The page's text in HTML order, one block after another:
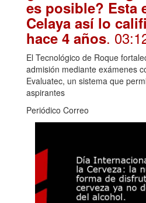
es posible? Esta
Celaya así lo
hace 4 años.
El Tecnológico de Roque
admisión mediante exámenes
Evaluatec, un sistema que
aspirantes
Periódico Correo